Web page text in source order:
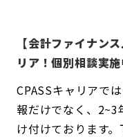
【会計ファイナン
リア！個別相談実施
CPASSキャリアで
報だけでなく、2~3
け付けております